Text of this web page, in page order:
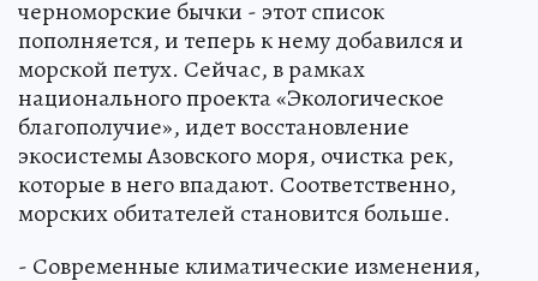
черноморские бычки - этот список
пополняется, и теперь к нему добавился и
морской петух. Сейчас, в рамках
национального проекта «Экологическое
благополучие», идет восстановление
экосистемы Азовского моря, очистка рек,
которые в него впадают. Соответственно,
морских обитателей становится больше.
- Современные климатические изменения,